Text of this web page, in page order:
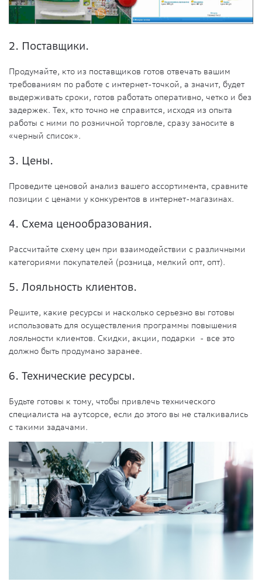
2. Поставщики.
Продумайте, кто из поставщиков готов отвечать вашим
требованиям по работе с интернет-точкой, а значит, будет
выдерживать сроки, готов работать оперативно, четко и без
задержек. Тех, кто точно не справится, исходя из опыта
работы с ними по розничной торговле, сразу заносите в
«черный список».
3. Цены.
Проведите ценовой анализ вашего ассортимента, сравните
позиции с ценами у конкурентов в интернет-магазинах.
4. Схема ценообразования.
Рассчитайте схему цен при взаимодействии с различными
категориями покупателей (розница, мелкий опт, опт).
5. Лояльность клиентов.
Решите, какие ресурсы и насколько серьезно вы готовы
использовать для осуществления программы повышения
лояльности клиентов. Скидки, акции, подарки - все это
должно быть продумано заранее.
6. Технические ресурсы.
Будьте готовы к тому, чтобы привлечь технического
специалиста на аутсорсе, если до этого вы не сталкивались
с такими задачами.